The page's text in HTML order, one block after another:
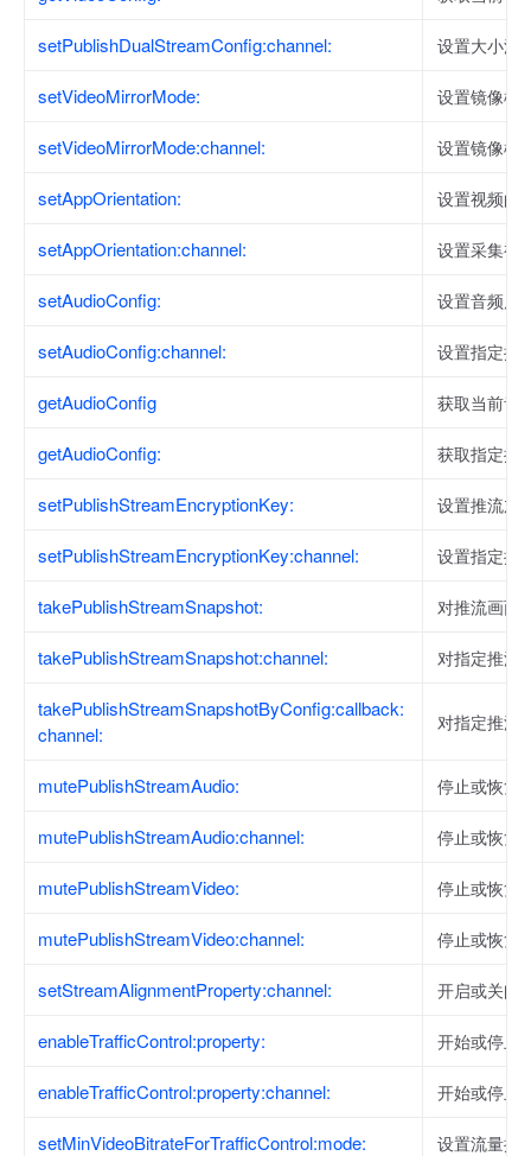
setPublishDualStreamConfig:channel: 设置大小流
setVideoMirrorMode: 设置镜像模
setVideoMirrorMode:channel: 设置镜像模
setAppOrientation: 设置视频的
setAppOrientation:channel: 设置采集视
setAudioConfig: 设置音频质
setAudioConfig:channel: 设置指定推
getAudioConfig 获取当前音
getAudioConfig: 获取指定推
setPublishStreamEncryptionKey: 设置推流加
setPublishStreamEncryptionKey:channel: 设置指定推
takePublishStreamSnapshot: 对推流画面
takePublishStreamSnapshot:channel: 对指定推流
takePublishStreamSnapshotByConfig:callback:
channel:
对指定推流
mutePublishStreamAudio: 停止或恢复
mutePublishStreamAudio:channel: 停止或恢复
mutePublishStreamVideo: 停止或恢复
mutePublishStreamVideo:channel: 停止或恢复
setStreamAlignmentProperty:channel: 开启或关闭
enableTrafficControl:property: 开始或停止
enableTrafficControl:property:channel: 开始或停止
setMinVideoBitrateForTrafficControl:mode: 设置流量控